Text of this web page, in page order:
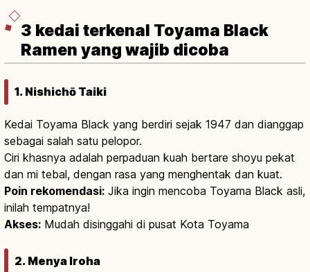
3 kedai terkenal Toyama Black
Ramen yang wajib dicoba
1. Nishichō Taiki
Kedai Toyama Black yang berdiri sejak 1947 dan dianggap
sebagai salah satu pelopor.
Ciri khasnya adalah perpaduan kuah bertare shoyu pekat
dan mi tebal, dengan rasa yang menghentak dan kuat.
Poin rekomendasi: Jika ingin mencoba Toyama Black asli,
inilah tempatnya!
Akses: Mudah disinggahi di pusat Kota Toyama
2. Menya Iroha